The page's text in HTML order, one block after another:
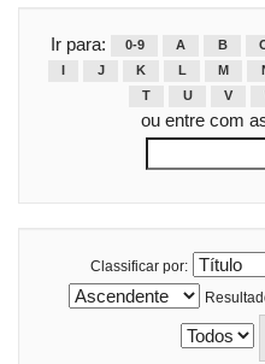
Ir para: 0-9 A B
J K L M
T
U V
ou entre com
Classificar por: